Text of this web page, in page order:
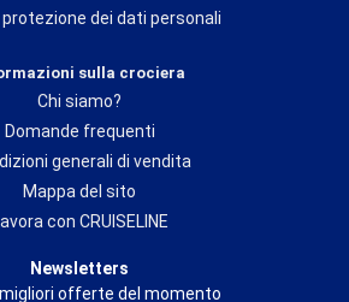
dei dati personali
sulla crociera
Chi siamo?
Domande frequenti
generali di vendita
Mappa del sito
con CRUISELINE
Newsletters
offerte del momento